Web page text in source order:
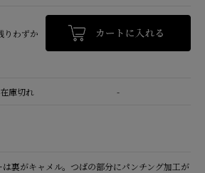
りわずか
在庫切れ -
裏がキャメル。つばの部分にパンチング加工が